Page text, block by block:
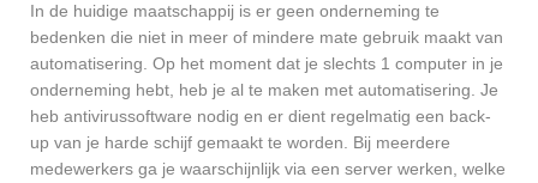
In de huidige maatschappij is er geen onderneming te
bedenken die niet in meer of mindere mate gebruik maakt van
automatisering. Op het moment dat je slechts 1 computer in je
onderneming hebt, heb je al te maken met automatisering. Je
heb antivirussoftware nodig en er dient regelmatig een back-
up van je harde schijf gemaakt te worden. Bij meerdere
medewerkers ga je waarschijnlijk via een server werken, welke